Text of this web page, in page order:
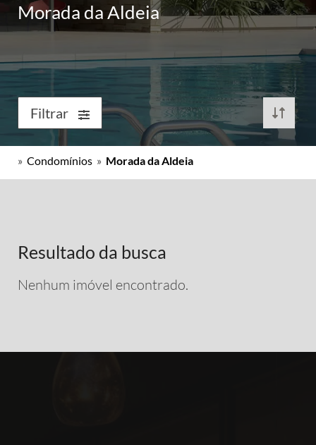
Morada da Aldeia
Filtrar
» Condomínios » Morada da Aldeia
Resultado da busca
Nenhum imóvel encontrado.